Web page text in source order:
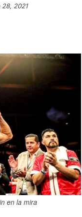
28, 2021
en la mira